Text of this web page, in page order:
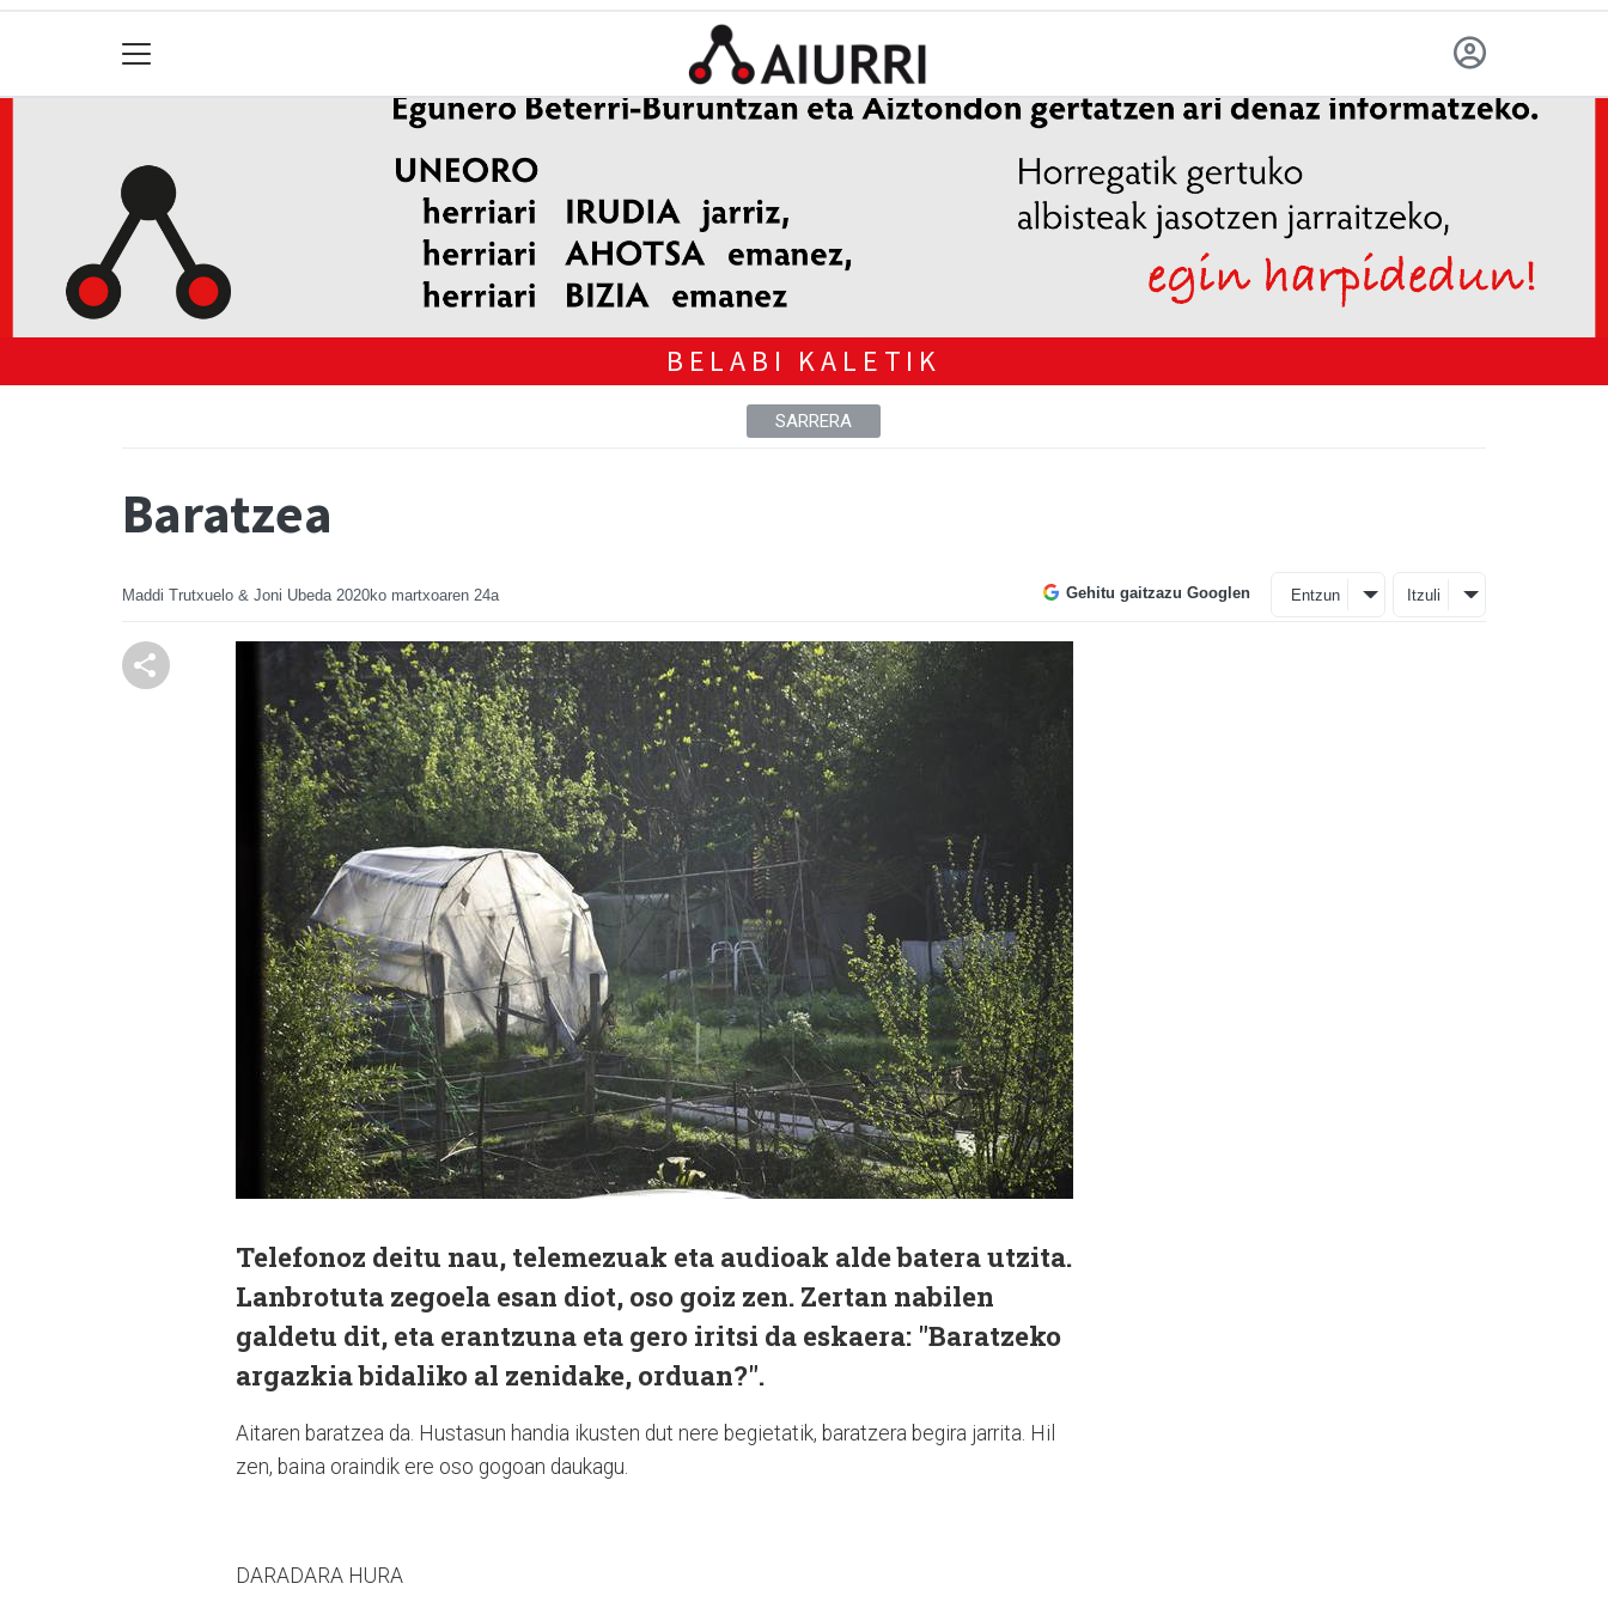
BELABI KALETIK
SARRERA
Baratzea
Maddi Trutxuelo & Joni Ubeda 2020ko martxoaren 24a Gehitu gaitzazu Googlen Entzun Itzuli
Telefonoz deitu nau, telemezuak eta audioak alde batera utzita.
Lanbrotuta zegoela esan diot, oso goiz zen. Zertan nabilen
galdetu dit, eta erantzuna eta gero iritsi da eskaera: "Baratzeko
argazkia bidaliko al zenidake, orduan?".
Aitaren baratzea da. Hustasun handia ikusten dut nere begietatik, baratzera begira jarrita. Hil
zen, baina oraindik ere oso gogoan daukagu.
DARADARA HURA